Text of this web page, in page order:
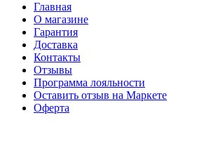
Главная
О магазине
Гарантия
Доставка
Контакты
Отзывы
Программа лояльности
Оставить отзыв на Маркете
Оферта